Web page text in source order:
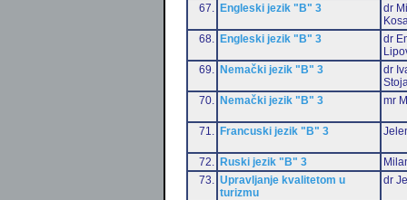
67. Engleski jezik "B" 3
dr
68.
Engleski jezik "B" 3
dr
69.
Nemački jezik "B" 3
dr
70.
Nemački jezik "B" 3 mr
71. Francuski jezik "B" 3
72. Ruski jezik "B" 3
73.
Upravljanje kvalitetom u
turizmu
dr